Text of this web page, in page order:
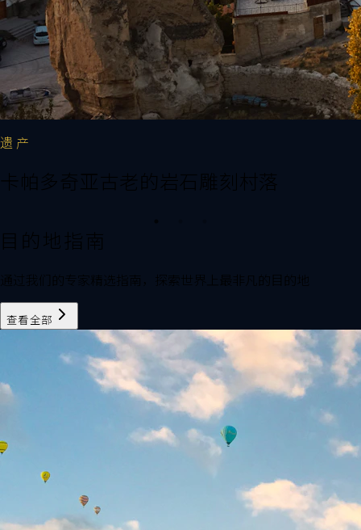
遗产
卡帕多奇亚古老的岩石雕刻村落
探险
探索神秘的山谷与仙人烟囱
奢华
洞穴酒店：古老与当代优雅的完美结合
目的地指南
通过我们的专家精选指南，探索世界上最非凡的目的地
查看全部